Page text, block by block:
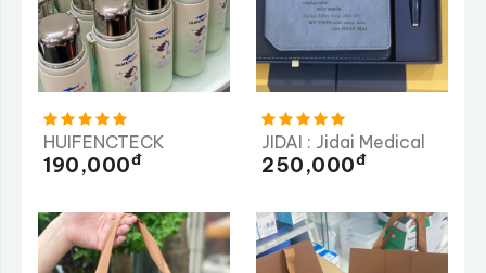
HUIFENCTECK
190,000Đ
JIDAI : Jidai Medical
250,000Đ